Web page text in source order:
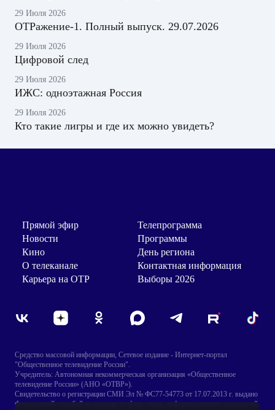
29 Июля 2026
ОТРажение-1. Полный выпуск. 29.07.2026
29 Июля 2026
Цифровой след
29 Июля 2026
ИЖС: одноэтажная Россия
29 Июля 2026
Кто такие лигры и где их можно увидеть?
Средство массовой информации, Сетевое издание - Интернет-портал
"Общественное телевидение России".
Учредитель: Автономная некоммерческая организация «Общественное
телевидение России» (АНО «ОТВР»).
Свидетельство о регистрации СМИ Эл № ФС77-54773 от 17.07.2013 г. выдано
Федеральной службой по надзору в сфере связи, информационных технологий
Прямой эфир
Телепрограмма
Новости
Программы
Кино
День региона
О телеканале
Контактная информация
Карьера на ОТР
Выборы 2026